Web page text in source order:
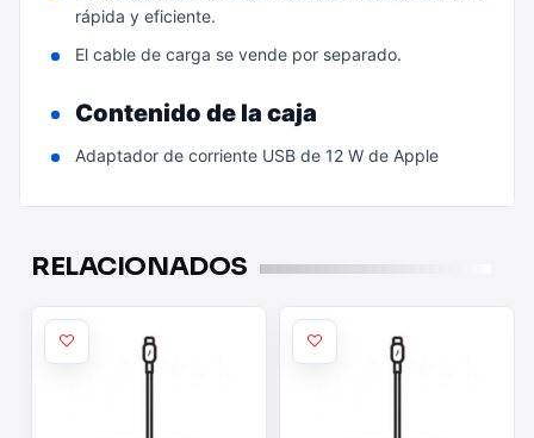
rápida y eficiente.
El cable de carga se vende por separado.
Contenido de la caja
Adaptador de corriente USB de 12 W de Apple
RELACIONADOS